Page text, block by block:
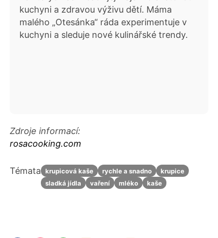
kuchyni a zdravou výživu dětí. Máma
malého „Otesánka“ ráda experimentuje v
kuchyni a sleduje nové kulinářské trendy.
Zdroje informací:
rosacooking.com
Témata krupicová kaše rychle a snadno
krupice
sladká jídla
vaření mléko kaše